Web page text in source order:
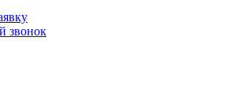
звонок